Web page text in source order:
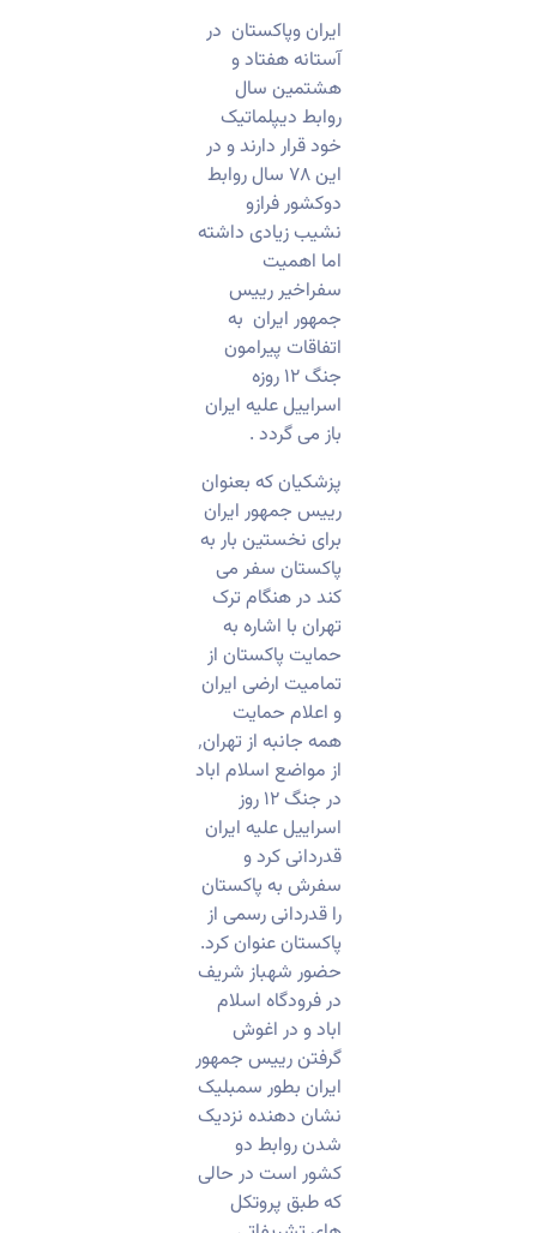
ایران وپاکستان در
آستانه هفتاد و
هشتمین سال
روابط دیپلماتیک
خود قرار دارند و در
این ۷۸ سال روابط
دوکشور فرازو
نشیب زیادی داشته
اما اهمیت
سفراخیر رییس
جمهور ایران به
اتفاقات پیرامون
جنگ ۱۲ روزه
اسراییل علیه ایران
باز می گردد .
پزشکیان که بعنوان
رییس جمهور ایران
برای نخستین بار به
پاکستان سفر می
کند در هنگام ترک
تهران با اشاره به
حمایت پاکستان از
تمامیت ارضی ایران
و اعلام حمایت
همه جانبه از تهران٬
از مواضع اسلام اباد
در جنگ ۱۲ روز
اسراییل علیه ایران
قدردانی کرد و
سفرش به پاکستان
را قدردانی رسمی از
پاکستان عنوان کرد.
حضور شهباز شریف
در فرودگاه اسلام
اباد و در اغوش
گرفتن رییس جمهور
ایران بطور سمبلیک
نشان دهنده نزدیک
شدن روابط دو
کشور است در حالی
که طبق پروتکل